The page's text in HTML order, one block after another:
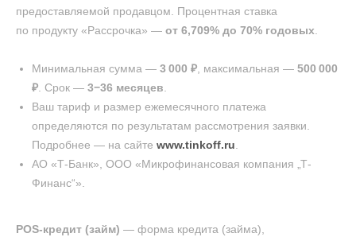
предоставляемой продавцом. Процентная ставка
по продукту «Рассрочка» — от 6,709% до 70% годовых
Минимальная сумма — 3 000 ₽ , максимальная — 500 000
₽ . Срок — 3−36 месяцев
Ваш тариф и размер ежемесячного платежа
определяются по результатам рассмотрения заявки.
Подробнее — на сайте www.tinkoff.ru
АО «Т-Банк», ООО «Микрофинансовая компания „Т-
Финанс“».
POS-кредит (займ) — форма кредита (займа),